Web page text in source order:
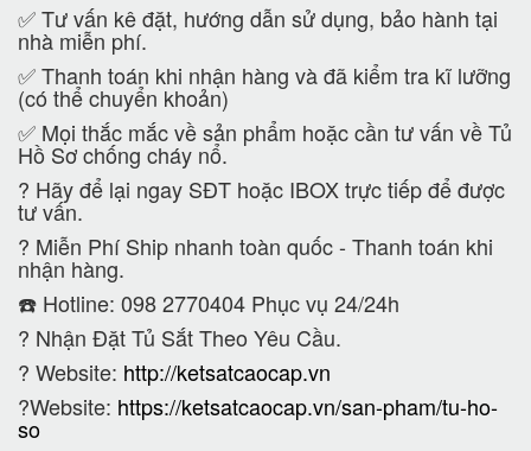
✅ Tư vấn kê đặt, hướng dẫn sử dụng, bảo hành tại
nhà miễn phí.
✅ Thanh toán khi nhận hàng và đã kiểm tra kĩ lưỡng
(có thể chuyển khoản)
✅ Mọi thắc mắc về sản phẩm hoặc cần tư vấn về Tủ
Hồ Sơ chống cháy nổ.
? Hãy để lại ngay SĐT hoặc IBOX trực tiếp để được
tư vấn.
? Miễn Phí Ship nhanh toàn quốc - Thanh toán khi
nhận hàng.
☎️ Hotline: 098 2770404 Phục vụ 24/24h
? Nhận Đặt Tủ Sắt Theo Yêu Cầu.
? Website: http://ketsatcaocap.vn
?Website: https://ketsatcaocap.vn/san-pham/tu-ho-
so